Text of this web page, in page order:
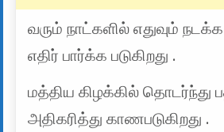
வரும் நாட்களில் எதுவும்
எதிர் பார்க்க படுகிறது .
மத்திய கிழக்கில் தொடர்ந்து
அதிகரித்து காணபடுகிறது .